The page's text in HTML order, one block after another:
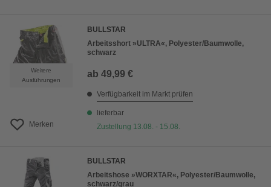
Weitere
Ausführungen
Merken
BULLSTAR
Arbeitsshort »ULTRA«, Polyester/Baumwolle,
schwarz
ab 49,99 €
Verfügbarkeit im Markt prüfen
lieferbar
Zustellung 13.08. - 15.08.
BULLSTAR
Arbeitshose »WORXTAR«, Polyester/Baumwolle,
schwarz/grau